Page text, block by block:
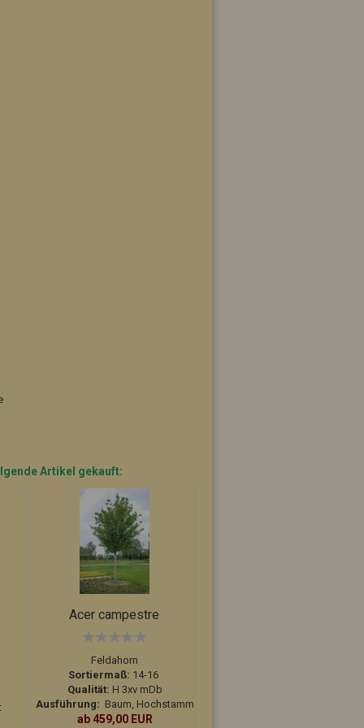
Artikel gekauft:
Acer campestre
Feldahorn
Sortiermaß: 14-16
Qualität: H 3xv mDb
Ausführung: Baum, Hochstamm
ab 459,00 EUR